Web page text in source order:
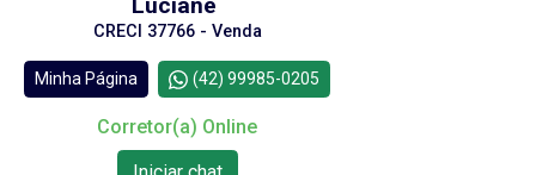
CRECI 37766 - Venda
Minha Página (42) 99985-0205
Corretor(a) Online